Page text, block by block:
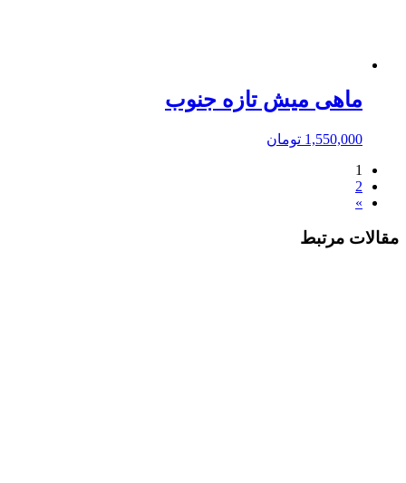
ماهی میش تازه جنوب
1,550,000 تومان
1
2
»
مقالات مرتبط